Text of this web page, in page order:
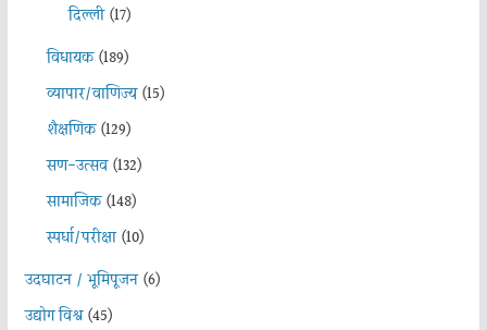
दिल्ली(17)
विधायक(189)
व्यापार/वाणिज्य(15)
शैक्षणिक(129)
सण-उत्सव(132)
सामाजिक(148)
स्पर्धा/परीक्षा(10)
उदघाटन / भूमिपूजन(6)
उद्योग विश्व(45)